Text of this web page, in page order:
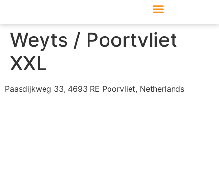
Weyts / Poortvliet
XXL
Paasdijkweg 33, 4693 RE Poorvliet, Netherlands